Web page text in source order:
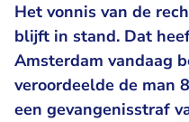
Het vonnis van de
blijft in stand. Dat
Amsterdam vandaag
veroordeelde de man
een gevangenisstraf